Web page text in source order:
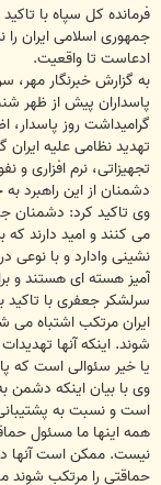
فرمانده کل سپاه با
جمهوری اسلامی ایران
ادعاست تا واقعیت.
به گزارش خبرنگار مهر،
پاسداران پیش از ظهر
گرامیداشت روز
تهدید نظامی علیه ایران
تجهیزاتی، نرم افزاری
دشمنان از این راهبرد
وی تاکید کرد: دشمنان
می کنند و امید دارند
نشینی وادارد و با نوعی
آمیز هسته ای هستند و
سرلشکر جعفری با
ایران مرتکب اشتباه
شوند. اینکه آنها
یا خیر سئوالی است که
وی با بیان اینکه دشمن
است و نسبت به پشتیبانی
همه اینها ما مسئول
نیست. ممکن است آنها
حماقتی را مرتکب شوند